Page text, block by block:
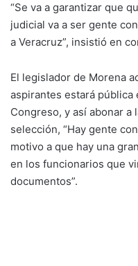
“Se va a garantizar que
judicial va a ser gente
a Veracruz”, insistió en
El legislador de Morena
aspirantes estará
Congreso, y así abonar
selección, “Hay gente
motivo a que hay una
en los funcionarios que
documentos”.